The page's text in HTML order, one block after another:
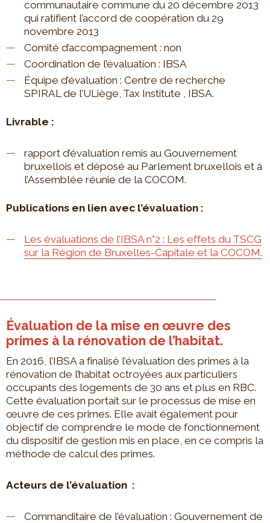
communautaire commune du 20 décembre 2013
qui ratifient l’accord de coopération du 29
novembre 2013
Comité d’accompagnement : non
Coordination de l’évaluation : IBSA
Équipe d’évaluation : Centre de recherche
SPIRAL de l’ULiège, Tax Institute , IBSA.
Livrable :
rapport d’évaluation remis au Gouvernement
bruxellois et déposé au Parlement bruxellois et à
l’Assemblée réunie de la COCOM.
Publications en lien avec l’évaluation :
Les évaluations de l’IBSA n°2 : Les effets du TSCG
sur la Région de Bruxelles-Capitale et la COCOM.
Évaluation de la mise en œuvre des
primes à la rénovation de l’habitat.
En 2016, l’IBSA a finalisé l’évaluation des primes à la
rénovation de l’habitat octroyées aux particuliers
occupants des logements de 30 ans et plus en RBC.
Cette évaluation portait sur le processus de mise en
œuvre de ces primes. Elle avait également pour
objectif de comprendre le mode de fonctionnement
du dispositif de gestion mis en place, en ce compris la
méthode de calcul des primes.
Acteurs de l’évaluation :
Commanditaire de l’évaluation : Gouvernement de